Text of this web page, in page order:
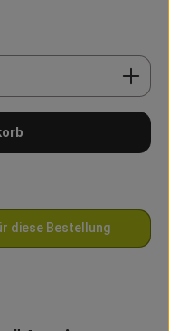
Wert ein
diese Bestellung